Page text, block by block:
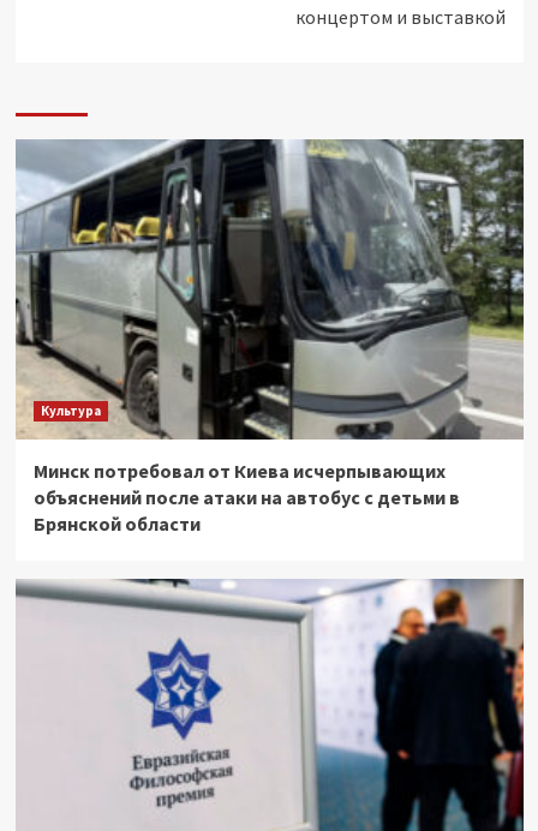
концертом и выставкой
Культура
Минск потребовал от Киева исчерпывающих
объяснений после атаки на автобус с детьми в
Брянской области